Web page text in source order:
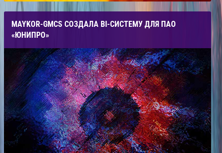
MAYKOR-GMCS СОЗДАЛА BI-СИСТЕМУ ДЛЯ ПАО
«ЮНИПРО»